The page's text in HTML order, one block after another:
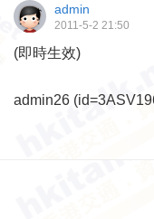
admin
2011-5-2 21:50
(即時生效)
admin26